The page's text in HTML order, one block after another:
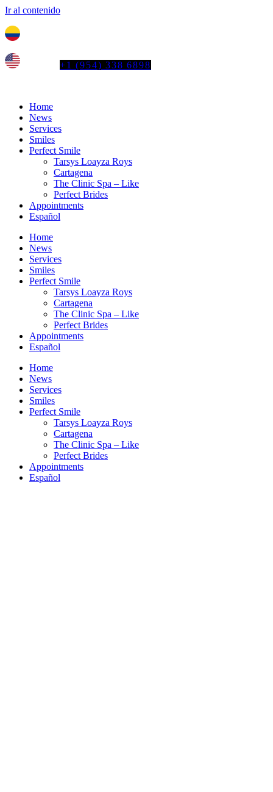
Ir al contenido
+1 (954) 338 6898
Home
News
Services
Smiles
Perfect Smile
Tarsys Loayza Roys
Cartagena
The Clinic Spa – Like
Perfect Brides
Appointments
Español
Home
News
Services
Smiles
Perfect Smile
Tarsys Loayza Roys
Cartagena
The Clinic Spa – Like
Perfect Brides
Appointments
Español
Home
News
Services
Smiles
Perfect Smile
Tarsys Loayza Roys
Cartagena
The Clinic Spa – Like
Perfect Brides
Appointments
Español